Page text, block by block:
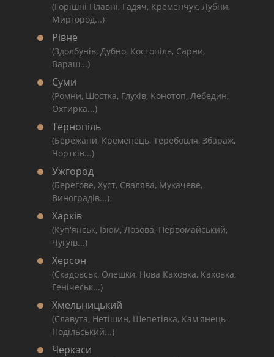
(Горішні Плавні, Гадяч, Кременчук, Лубни,
Миргород...)
Рівне
(Здолбунів, Дубно, Костопіль, Сарни,
Вараш...)
Суми
(Ромни, Шостка, Глухів, Конотоп, Лебедин,
Охтирка...)
Тернопіль
(Бережани, Кременець, Теребовля, Збараж,
Чортків...)
Ужгород
(Берегове, Хуст, Свалява, Мукачеве,
Виноградів...)
Харків
(Куп'янськ, Ізюм, Лозова, Первомайський,
Чугуїв...)
Херсон
(Скадовськ, Олешки, Нова Каховка, Каховка,
Генічеськ...)
Хмельницький
(Славута, Нетішин, Шепетівка, Кам'янець-
Подільський...)
Черкаси